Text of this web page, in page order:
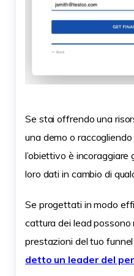
Se stai offrendo una
una demo o
l’obiettivo è
loro dati in cambio di
Se progettati in modo
cattura dei lead
prestazioni del tuo
detto un leader del